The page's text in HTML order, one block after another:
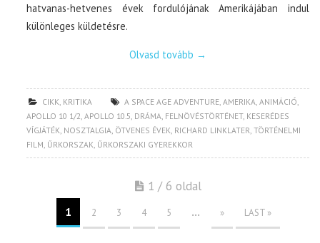
hatvanas-hetvenes évek fordulójának Amerikájában indul
különleges küldetésre.
Olvasd tovább →
CIKK KRITIKA A SPACE AGE ADVENTURE ,AMERIKA ,ANIMÁCIÓ
APOLLO 10 1/2 ,APOLLO 10.5 DRÁMA FELNÖVÉSTÖRTÉNET, KESERÉDES
VÍGJÁTÉK NOSZTALGIA ÖTVENES ÉVEK RICHARD LINKLATER ,TÖRTÉNELMI
FILM ŰRKORSZAK ŰRKORSZAKI GYEREKKOR
1 / 6 oldal
1 2 3 4 5 ... » LAST »